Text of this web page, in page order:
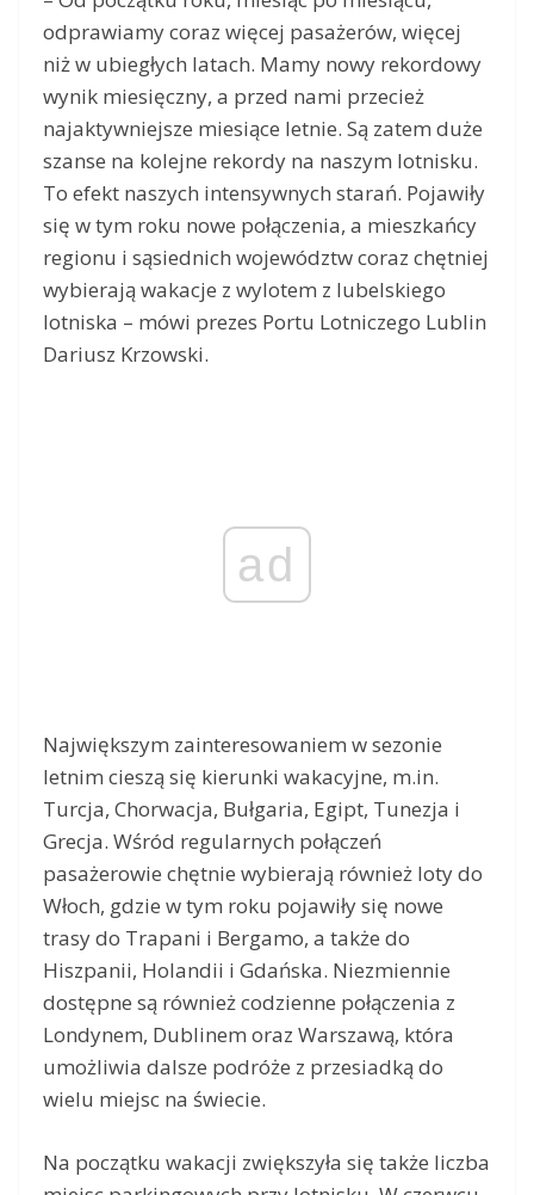
odprawiamy coraz więcej pasażerów, więcej
niż w ubiegłych latach. Mamy nowy rekordowy
wynik miesięczny, a przed nami przecież
najaktywniejsze miesiące letnie. Są zatem duże
szanse na kolejne rekordy na naszym lotnisku.
To efekt naszych intensywnych starań. Pojawiły
się w tym roku nowe połączenia, a mieszkańcy
regionu i sąsiednich województw coraz chętniej
wybierają wakacje z wylotem z lubelskiego
lotniska – mówi prezes Portu Lotniczego Lublin
Dariusz Krzowski.
ad
Największym zainteresowaniem w sezonie
letnim cieszą się kierunki wakacyjne, m.in.
Turcja, Chorwacja, Bułgaria, Egipt, Tunezja i
Grecja. Wśród regularnych połączeń
pasażerowie chętnie wybierają również loty do
Włoch, gdzie w tym roku pojawiły się nowe
trasy do Trapani i Bergamo, a także do
Hiszpanii, Holandii i Gdańska. Niezmiennie
dostępne są również codzienne połączenia z
Londynem, Dublinem oraz Warszawą, która
umożliwia dalsze podróże z przesiadką do
wielu miejsc na świecie.
Na początku wakacji zwiększyła się także liczba